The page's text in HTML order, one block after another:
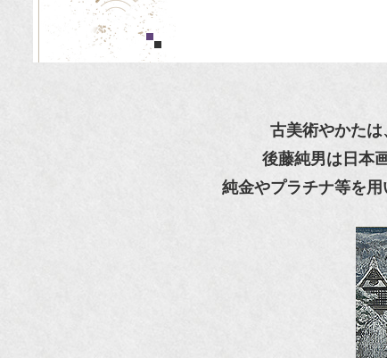
古美術やかたは
後藤純男は日本
純金やプラチナ等を